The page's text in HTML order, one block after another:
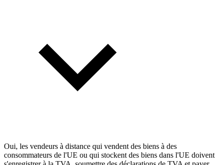
Oui, les vendeurs à distance qui vendent des biens à des
consommateurs de l'UE ou qui stockent des biens dans l'UE doivent